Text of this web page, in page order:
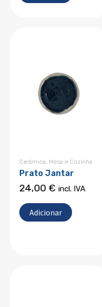
Cerâmica, Mesa e Cozinha
Prato Jantar
24,00 € incl. IVA
Adicionar